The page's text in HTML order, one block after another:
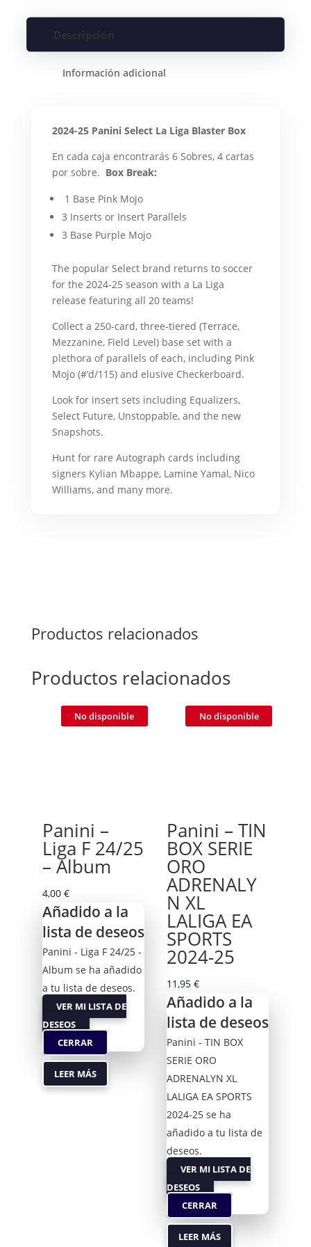
Descripción
Información adicional
2024-25 Panini Select La Liga Blaster Box
En cada caja encontrarás 6 Sobres, 4 cartas
por sobre. Box Break:
1 Base Pink Mojo
3 Inserts or Insert Parallels
3 Base Purple Mojo
The popular Select brand returns to soccer
for the 2024-25 season with a La Liga
release featuring all 20 teams!
Collect a 250-card, three-tiered (Terrace,
Mezzanine, Field Level) base set with a
plethora of parallels of each, including Pink
Mojo (#’d/115) and elusive Checkerboard.
Look for insert sets including Equalizers,
Select Future, Unstoppable, and the new
Snapshots.
Hunt for rare Autograph cards including
signers Kylian Mbappe, Lamine Yamal, Nico
Williams, and many more.
Productos relacionados
Productos relacionados
Panini –
Liga F 24/25
– Album
4,00 €
Añadido a la
lista de deseos
Panini - Liga F 24/25 -
Album se ha añadido
a tu lista de deseos.
VER MI LISTA DE
DESEOS
CERRAR
LEER MÁS
No disponible
Panini – TIN
BOX SERIE
ORO
ADRENALY
N XL
LALIGA EA
SPORTS
2024-25
11,95 €
Añadido a la
lista de deseos
Panini - TIN BOX
SERIE ORO
ADRENALYN XL
LALIGA EA SPORTS
2024-25 se ha
añadido a tu lista de
deseos.
VER MI LISTA DE
DESEOS
CERRAR
LEER MÁS
No disponible